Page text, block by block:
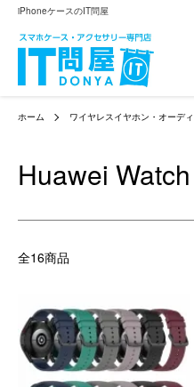
iPhoneケースのIT問屋
ホーム ワイヤレスイヤホン・オーデ
Huawei
全16商品